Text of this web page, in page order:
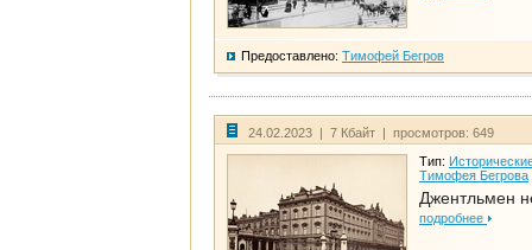
Предоставлено: Тимофей Бегров
24.02.2023 | 7 Кбайт | просмотров: 649
Тип:
Тимофея Бегрова
Джентльмен
подробнее